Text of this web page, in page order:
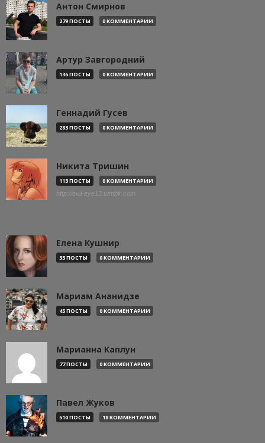
Антон Смирнов
279 ПОСТЫ 0 КОММЕНТАРИИ
Артур Завгородний
136 ПОСТЫ 0 КОММЕНТАРИИ
Геннадий Гусев
283 ПОСТЫ 0 КОММЕНТАРИИ
Никита Тришин
113 ПОСТЫ 0 КОММЕНТАРИИ
http://evil-eye13.tumblr.com
Елена Кушнир
33 ПОСТЫ 0 КОММЕНТАРИИ
Мариам Ананидзе
45 ПОСТЫ 0 КОММЕНТАРИИ
Марианна Каплун
77 ПОСТЫ 0 КОММЕНТАРИИ
Павел Жуков
510 ПОСТЫ 18 КОММЕНТАРИИ